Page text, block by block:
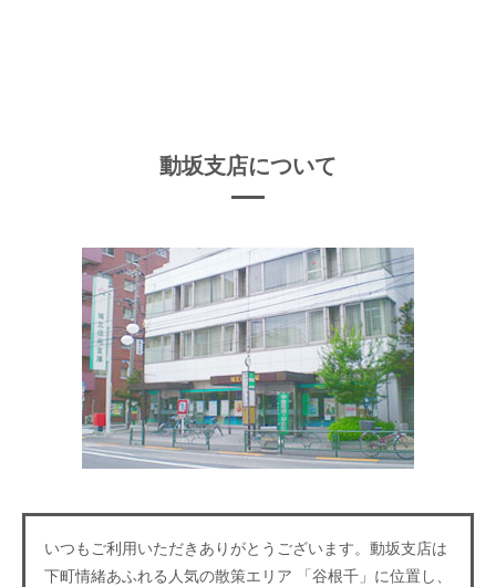
動坂支店について
いつもご利用いただきありがとうございます。動坂支店は
下町情緒あふれる人気の散策エリア 「谷根千」に位置し、